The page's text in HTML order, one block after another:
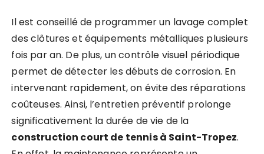
Il est conseillé de programmer un lavage complet
des clôtures et équipements métalliques plusieurs
fois par an. De plus, un contrôle visuel périodique
permet de détecter les débuts de corrosion. En
intervenant rapidement, on évite des réparations
coûteuses. Ainsi, l’entretien préventif prolonge
significativement la durée de vie de la
construction court de tennis à Saint-Tropez.